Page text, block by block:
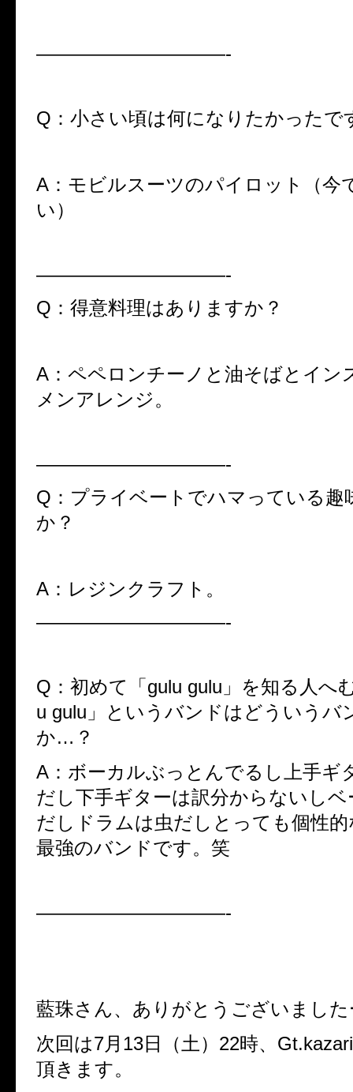
——————————-
Q：小さい頃は何になりたかったで
A：モビルスーツのパイロット（今
い）
——————————-
Q：得意料理はありますか？
A：ペペロンチーノと油そばとイン
メンアレンジ。
——————————-
Q：プライベートでハマっている趣
か？
A：レジンクラフト。
——————————-
Q：初めて「gulu gulu」を知る人へ
u gulu」というバンドはどういうバ
か…？
A：ボーカルぶっとんでるし上手ギ
だし下手ギターは訳分からないし
だしドラムは虫だしとっても個性
最強のバンドです。笑
——————————-
藍珠さん、ありがとうございました
次回は7月13日（土）22時、
頂きます。